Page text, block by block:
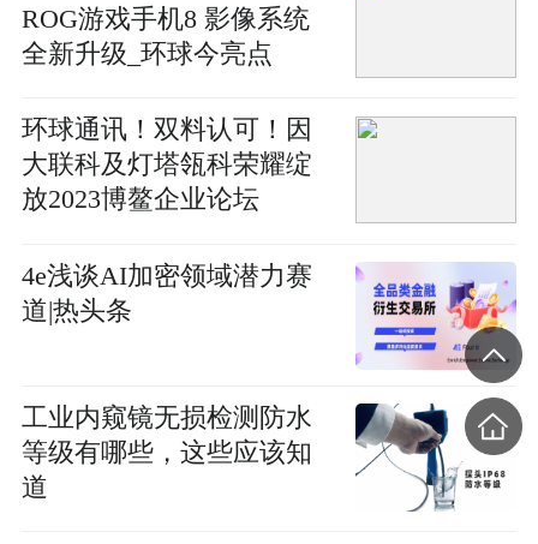
ROG游戏手机8 影像系统
全新升级_环球今亮点
环球通讯！双料认可！因
大联科及灯塔瓴科荣耀绽
放2023博鳌企业论坛
4e浅谈AI加密领域潜力赛
道|热头条
工业内窥镜无损检测防水
等级有哪些，这些应该知
道